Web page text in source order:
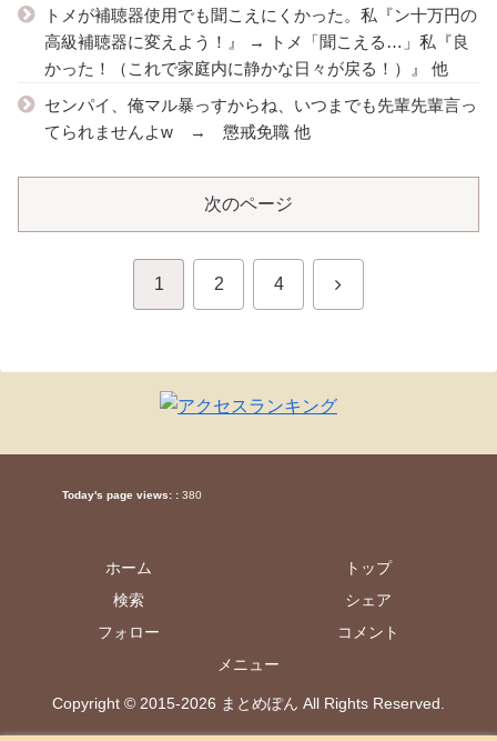
トメが補聴器使用でも聞こえにくかった。私『ン十万円の
高級補聴器に変えよう！』 → トメ「聞こえる…」私『良
かった！（これで家庭内に静かな日々が戻る！）』 他
センパイ、俺マル暴っすからね、いつまでも先輩先輩言っ
てられませんよw → 懲戒免職 他
次のページ
1 2 4 次
Today's page views: : 380
ホーム
トップ
検索
シェア
フォロー
コメント
メニュー
Copyright © 2015-2026 まとめぽん All Rights Reserved.